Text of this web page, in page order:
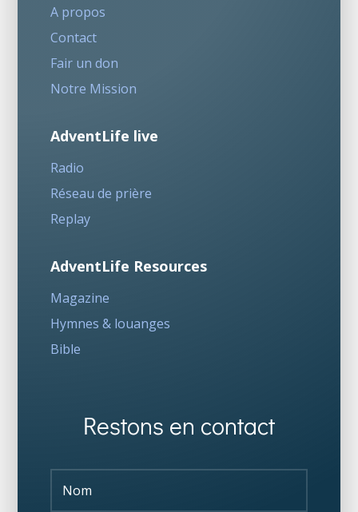
A propos
Contact
Fair un don
Notre Mission
AdventLife live
Radio
Réseau de prière
Replay
AdventLife Resources
Magazine
Hymnes & louanges
Bible
Restons en contact